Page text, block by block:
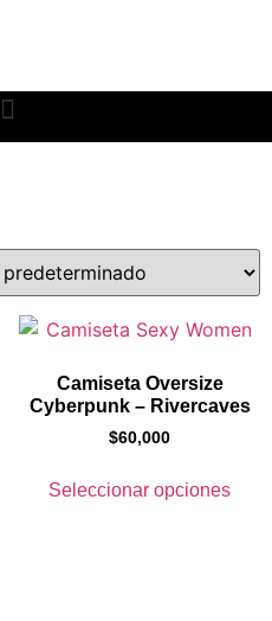
Camiseta Oversize
Cyberpunk – Rivercaves
$60,000
Seleccionar opciones